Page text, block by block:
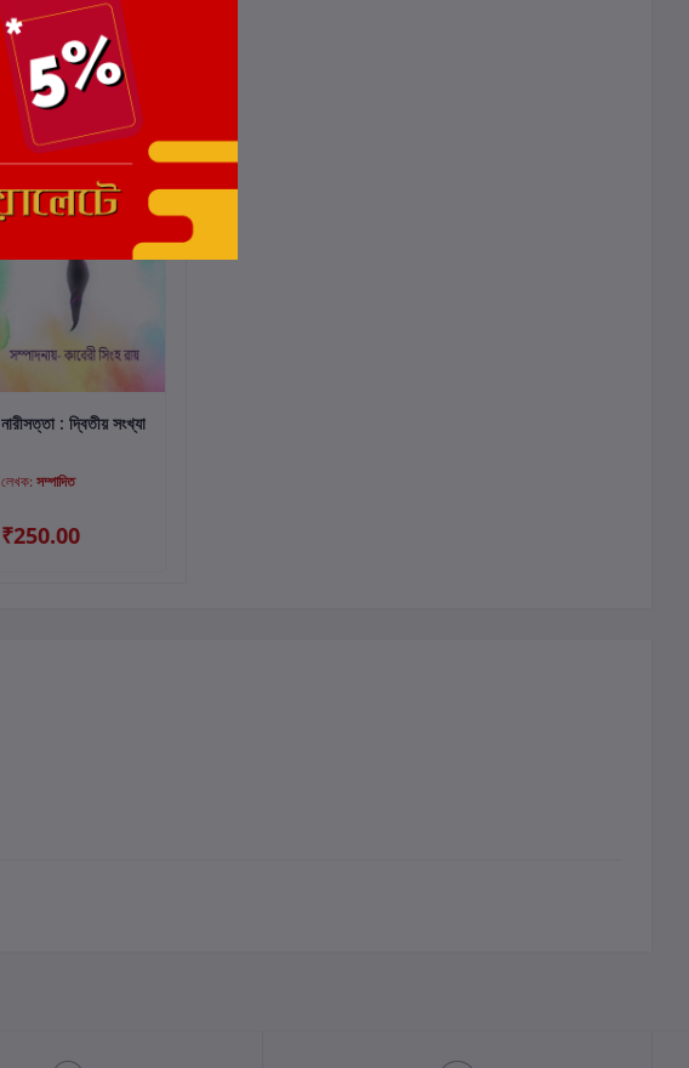
কার্টে যোগ করুন
নারীসত্তা : দ্বিতীয় সংখ্যা
লেখক: সম্পাদিত
₹250.00